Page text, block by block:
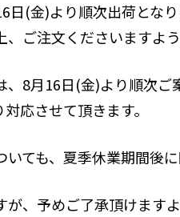
(金)より順次出荷となり
ご注文くださいますよう
8月16日(金)より順次ご
応させて頂きます。
ても、夏季休業期間後に
、予めご了承頂けますよ